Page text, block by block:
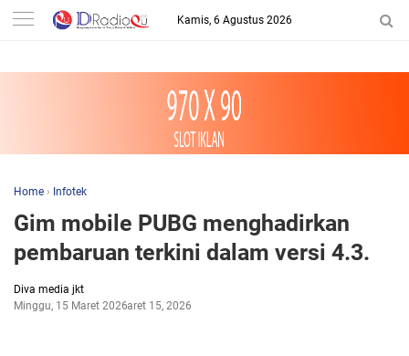
-->
Kamis, 6 Agustus 2026
Home › Infotek
Gim mobile PUBG menghadirkan
pembaruan terkini dalam versi 4.3.
Diva media jkt
Minggu, 15 Maret 2026Maret 15, 2026